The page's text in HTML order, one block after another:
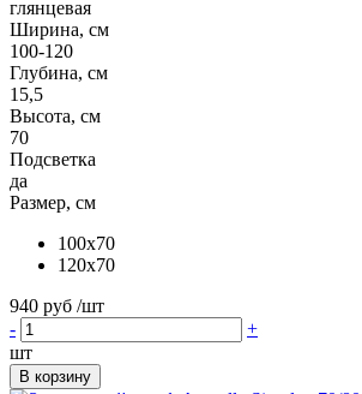
глянцевая
Ширина, см
100-120
Глубина, см
15,5
Высота, см
70
Подсветка
да
Размер, см
100x70
120x70
940 руб /шт
-
+
шт
В корзину